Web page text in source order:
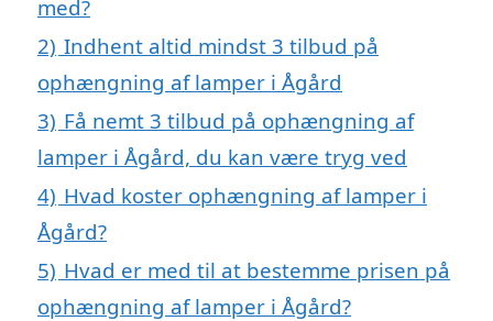
med?
2) Indhent altid mindst 3 tilbud på
ophængning af lamper i Ågård
3) Få nemt 3 tilbud på ophængning af
lamper i Ågård, du kan være tryg ved
4) Hvad koster ophængning af lamper i
Ågård?
5) Hvad er med til at bestemme prisen på
ophængning af lamper i Ågård?